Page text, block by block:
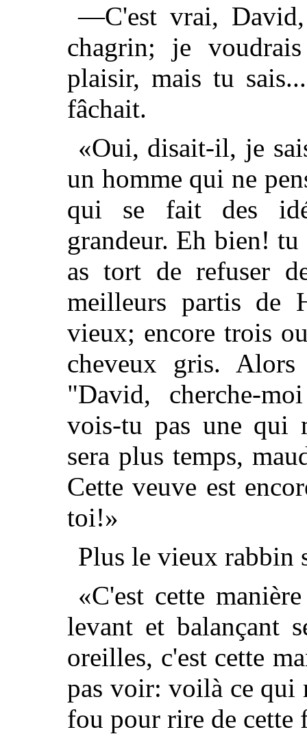
—C'est vrai, David,
chagrin; je
plaisir, mais tu
fâchait.
«Oui, disait-il, je
un homme qui ne
qui se fait des
grandeur. Eh bien!
as tort de refuser
meilleurs partis de
vieux; encore trois
cheveux gris.
"David, cherche-
vois-tu pas une qui
sera plus temps,
Cette veuve est
toi!»
Plus le vieux rabbin
«C'est cette
levant et balançant
oreilles, c'est cette
pas voir: voilà ce qui
fou pour rire de cette